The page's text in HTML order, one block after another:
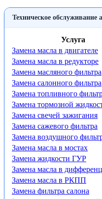
Техническое
Услуга
Замена масла в двигателе
Замена масла в редукторе
Замена масляного фильтра
Замена салонного фильтра
Замена топливного
Замена тормозной
Замена свечей зажигания
Замена сажевого фильтра
Замена воздушного
Замена масла в мостах
Замена жидкости ГУР
Замена масла в
Замена масла в РКПП
Замена фильтра салона